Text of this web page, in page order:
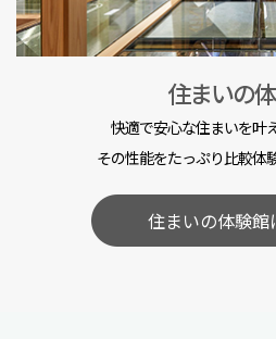
住まいの
快適で安心な住まいを叶
その性能をたっぷり比較体
住まいの体験館